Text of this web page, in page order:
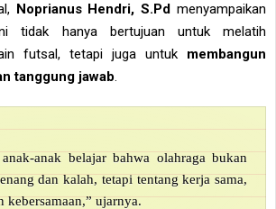
Noprianus Hendri, S.Pd menyampaikan
tidak hanya bertujuan untuk melatih
futsal, tetapi juga untuk membangun
tanggung jawab.
anak belajar bahwa olahraga bukan
dan kalah, tetapi tentang kerja sama,
kebersamaan,” ujarnya.